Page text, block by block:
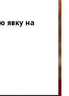
явку на